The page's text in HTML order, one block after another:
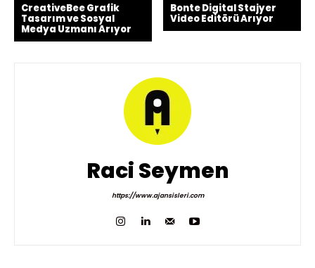
CreativeBee Grafik
Tasarım ve Sosyal
Medya Uzmanı Arıyor
Bonte Digital Stajyer
Video Editörü Arıyor
Raci Seymen
https://www.ajansisleri.com